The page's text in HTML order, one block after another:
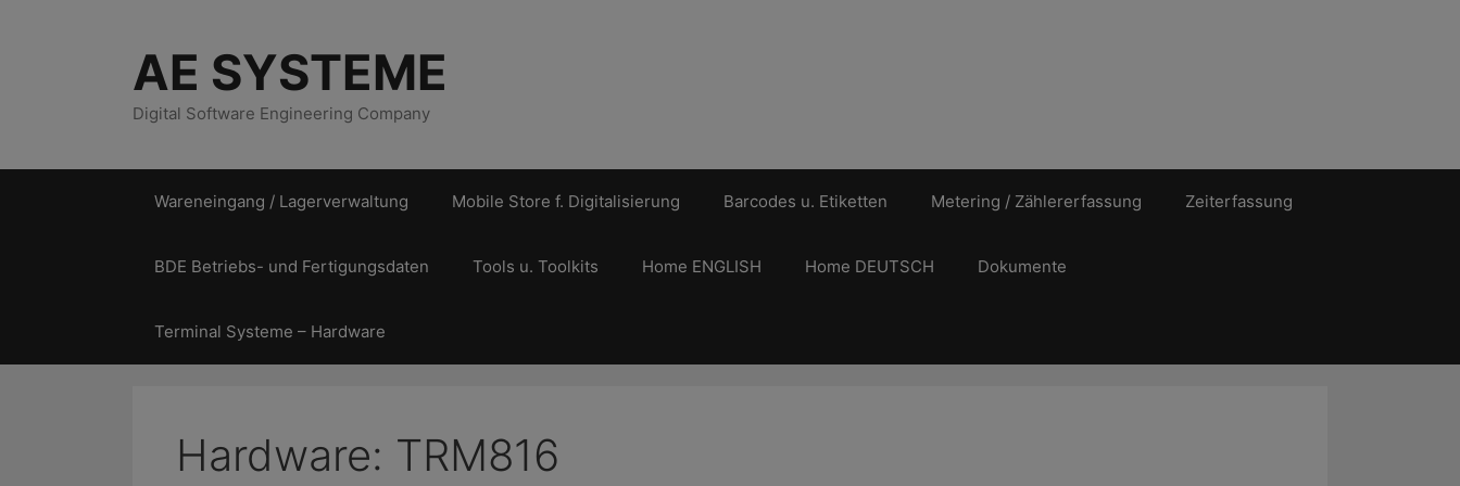
AE SYSTEME
Digital Software Engineering Company
Wareneingang / Lagerverwaltung Mobile Store f. Digitalisierung Barcodes u. Etiketten Metering / Zählererfassung Zeiterfassung
BDE Betriebs- und Fertigungsdaten Tools u. Toolkits Home ENGLISH Home DEUTSCH Dokumente
Terminal Systeme – Hardware
Hardware: TRM816